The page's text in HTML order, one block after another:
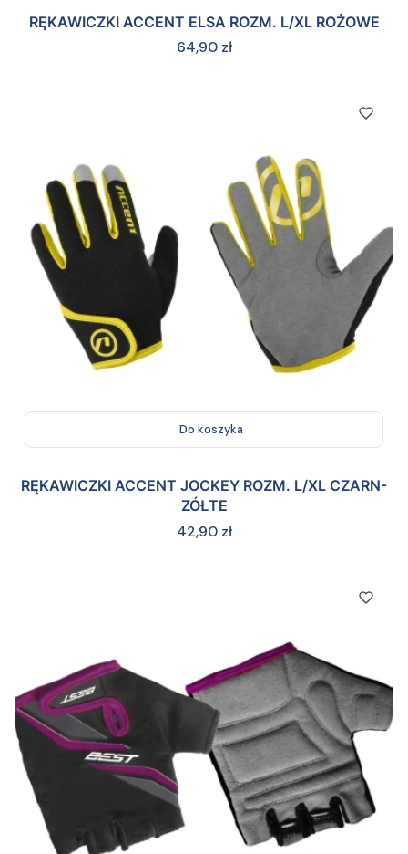
RĘKAWICZKI ACCENT ELSA ROZM. L/XL ROŻOWE
Cena
64,90 zł
Do koszyka
RĘKAWICZKI ACCENT JOCKEY ROZM. L/XL CZARN-
ZÓŁTE
Cena
42,90 zł